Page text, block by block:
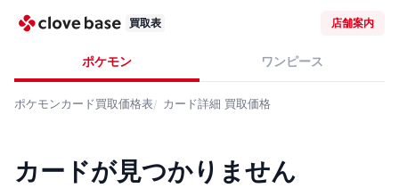
買取表 店舗案内
ポケモン ワンピース
ポケモンカード買取価格表 カード詳細 買取価格
カードが見つかりません